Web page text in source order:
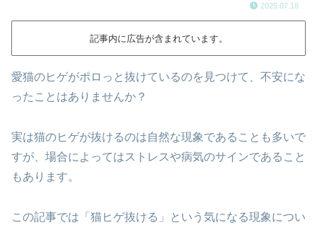
2025.07.18
記事内に広告が含まれています。
愛猫のヒゲがポロっと抜けているのを見つけて、不安にな
ったことはありませんか？
実は猫のヒゲが抜けるのは自然な現象であることも多いで
すが、場合によってはストレスや病気のサインであること
もあります。
この記事では「猫ヒゲ抜ける」という気になる現象につい